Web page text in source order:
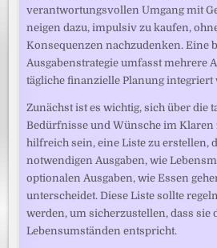
verantwortungsvollen Umgang mit
neigen dazu, impulsiv zu kaufen,
Konsequenzen nachzudenken. Eine
Ausgabenstrategie umfasst mehrere
tägliche finanzielle Planung integriert
Zunächst ist es wichtig, sich über die
Bedürfnisse und Wünsche im Klaren
hilfreich sein, eine Liste zu erstellen,
notwendigen Ausgaben, wie
optionalen Ausgaben, wie Essen
unterscheidet. Diese Liste sollte
werden, um sicherzustellen, dass sie
Lebensumständen entspricht.